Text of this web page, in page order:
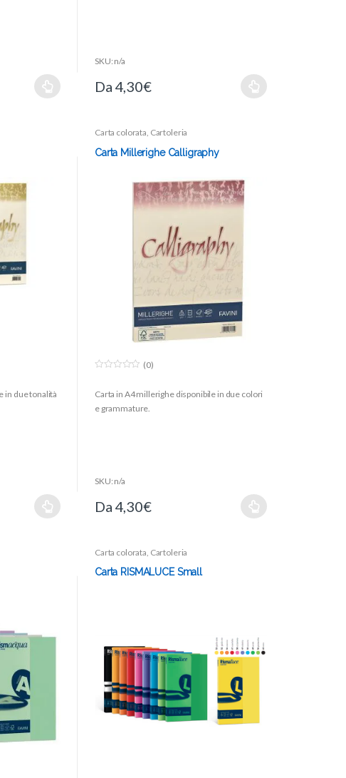
SKU: n/a
Da 4,30€
in due tonalità
Carta colorata, Cartoleria
Carta Millerighe Calligraphy
u
o
(0)
Carta in A4 millerighe disponibile in due colori
e grammature.
SKU: n/a
Da 4,30€
Carta colorata Cartoleria
Carta RISMALUCE Small